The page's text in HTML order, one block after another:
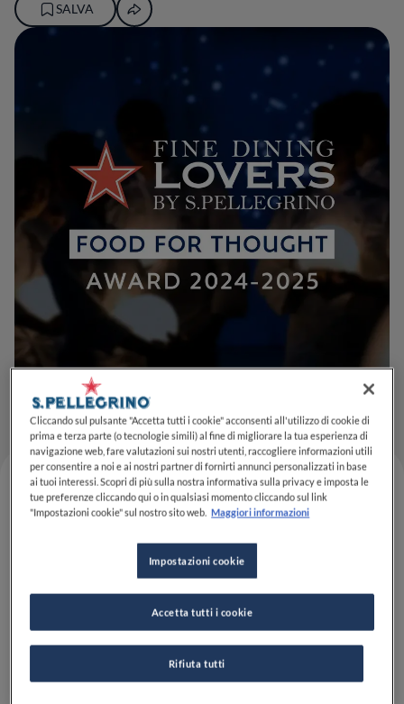
SALVA
Questo è il tuo momento per
Cliccando sul pulsante "Accetta tutti i cookie" acconsenti all'utilizzo di cookie di
prima e terza parte (o tecnologie simili) al fine di migliorare la tua esperienza di
navigazione web, fare valutazioni sui nostri utenti, raccogliere informazioni utili
per consentire a noi e ai nostri partner di fornirti annunci personalizzati in base
ai tuoi interessi. Scopri di più sulla nostra informativa sulla privacy e imposta le
tue preferenze cliccando qui o in qualsiasi momento cliccando sul link
"Impostazioni cookie" sul nostro sito web. Maggiori informazioni
Impostazioni cookie
Rifiuta tutti
Accetta tutti i cookie